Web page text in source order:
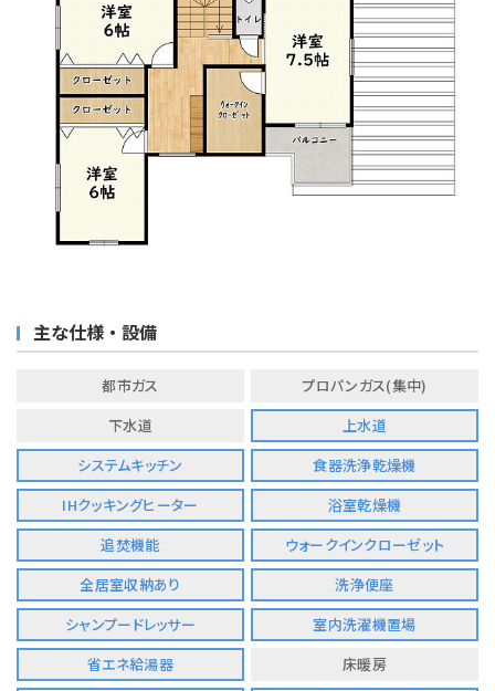
主な仕様・設備
都市ガス
プロパンガス(集中)
下水道
上水道
システムキッチン
食器洗浄乾燥機
IHクッキングヒーター
浴室乾燥機
追焚機能
ウォークインクローゼット
全居室収納あり
洗浄便座
シャンプードレッサー
室内洗濯機置場
省エネ給湯器
床暖房